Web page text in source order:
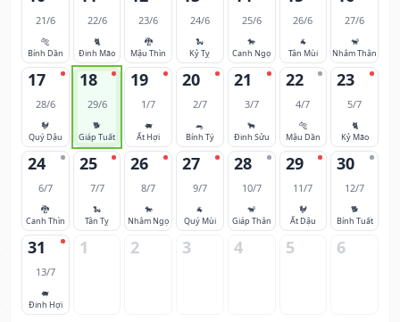
21/6
🐅
Bính Dần
22/6
🐈
Đinh Mão
23/6
🐉
Mậu Thìn
24/6
🐍
Kỷ Tỵ
25/6
🐎
Canh Ngọ
26/6
🐐
Tân Mùi
27/6
🐒
Nhâm Thân
17
28/6
🐓
Quý Dậu
18
29/6
🐕
Giáp Tuất
19
1/7
🐖
Ất Hợi
20
2/7
🐀
Bính Tý
21
3/7
🐂
Đinh Sửu
22
4/7
🐅
Mậu Dần
23
5/7
🐈
Kỷ Mão
24
6/7
🐉
Canh Thìn
25
7/7
🐍
Tân Tỵ
26
8/7
🐎
Nhâm Ngọ
27
9/7
🐐
Quý Mùi
28
10/7
🐒
Giáp Thân
29
11/7
🐓
Ất Dậu
30
12/7
🐕
Bính Tuất
31
13/7
🐖
Đinh Hợi
1 2 3 4 5 6